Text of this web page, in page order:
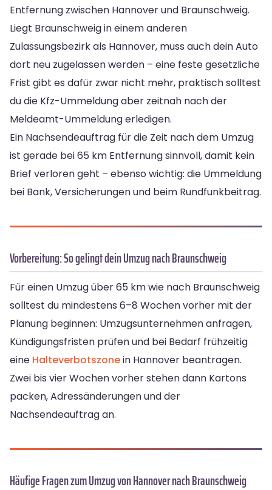
Entfernung zwischen Hannover und Braunschweig.
Liegt Braunschweig in einem anderen
Zulassungsbezirk als Hannover, muss auch dein Auto
dort neu zugelassen werden – eine feste gesetzliche
Frist gibt es dafür zwar nicht mehr, praktisch solltest
du die Kfz-Ummeldung aber zeitnah nach der
Meldeamt-Ummeldung erledigen.
Ein Nachsendeauftrag für die Zeit nach dem Umzug
ist gerade bei 65 km Entfernung sinnvoll, damit kein
Brief verloren geht – ebenso wichtig: die Ummeldung
bei Bank, Versicherungen und beim Rundfunkbeitrag.
Vorbereitung: So gelingt dein Umzug nach Braunschweig
Für einen Umzug über 65 km wie nach Braunschweig
solltest du mindestens 6–8 Wochen vorher mit der
Planung beginnen: Umzugsunternehmen anfragen,
Kündigungsfristen prüfen und bei Bedarf frühzeitig
eine Halteverbotszonein Hannover beantragen.
Zwei bis vier Wochen vorher stehen dann Kartons
packen, Adressänderungen und der
Nachsendeauftrag an.
Häufige Fragen zum Umzug von Hannover nach Braunschweig